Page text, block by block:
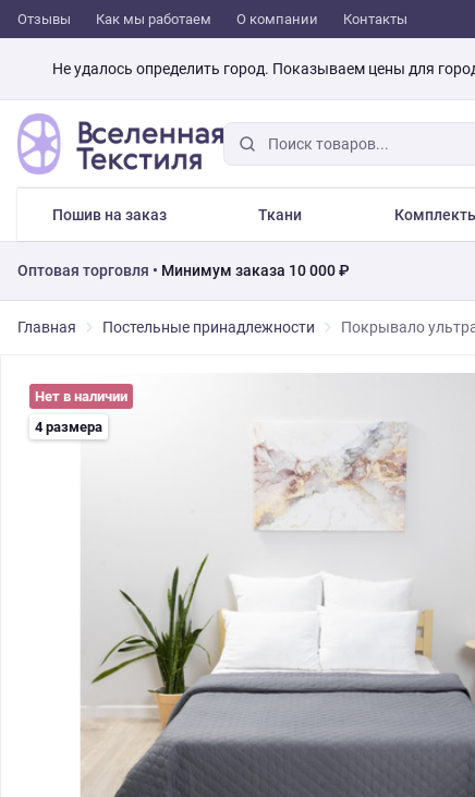
Отзывы Как мы работаем О компании Контакты
Не удалось определить город. Показываем цены для
Пошив на заказ Ткани
Оптовая торговля • Минимум заказа 10 000 ₽
Главная Постельные принадлежности Покрывало
Нет в наличии
4 размера